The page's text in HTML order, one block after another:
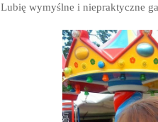
Lubię wymyślne i niepraktyczne